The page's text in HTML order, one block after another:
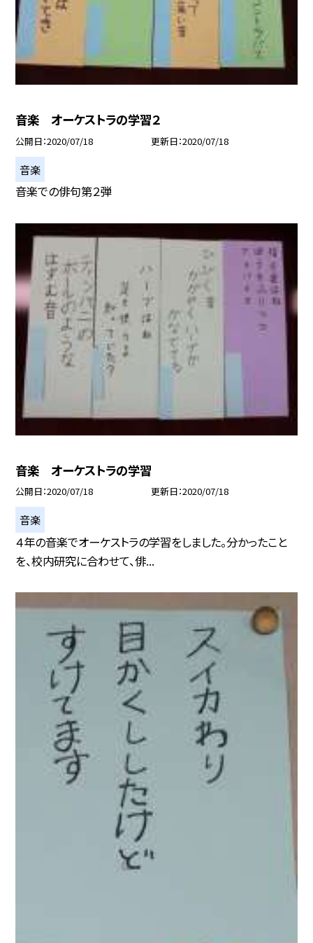
音楽 オーケストラの学習２
公開日 2020/07/18 更新日 2020/07/18
音楽
音楽での俳句第２弾
音楽 オーケストラの学習
公開日 2020/07/18 更新日 2020/07/18
音楽
４年の音楽でオーケストラの学習をしました。分かったこと
を、校内研究に合わせて、俳...